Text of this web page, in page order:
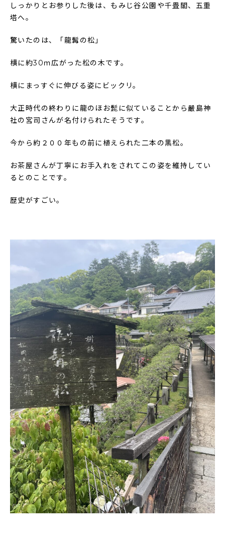
しっかりとお参りした後は、もみじ谷公園や千畳閣、五重
塔へ。
驚いたのは、「龍髯の松」
横に約30ｍ広がった松の木です。
横にまっすぐに伸びる姿にビックリ。
大正時代の終わりに龍のほお髭に似ていることから嚴島神
社の宮司さんが名付けられたそうです。
今から約２００年もの前に植えられた二本の黒松。
お茶屋さんが丁寧にお手入れをされてこの姿を維持してい
るとのことです。
歴史がすごい。